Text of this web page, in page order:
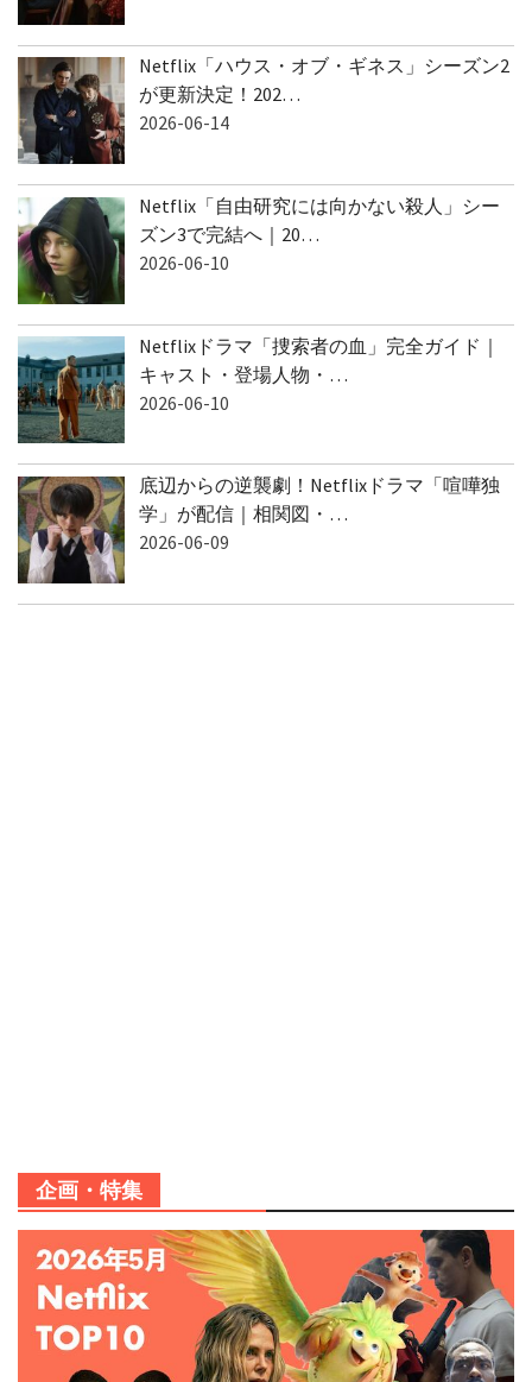
Netflix「ハウス・オブ・ギネス」シーズン2
が更新決定！202…
2026-06-14
Netflix「自由研究には向かない殺人」シー
ズン3で完結へ｜20…
2026-06-10
Netflixドラマ「捜索者の血」完全ガイド｜
キャスト・登場人物・…
2026-06-10
底辺からの逆襲劇！Netflixドラマ「喧嘩独
学」が配信｜相関図・…
2026-06-09
企画・特集